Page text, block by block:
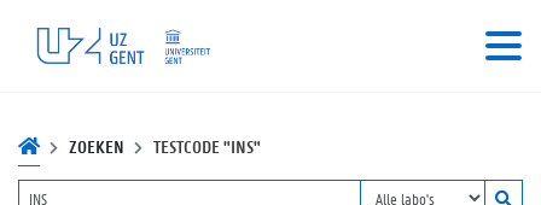
ZOEKEN TESTCODE "INS"